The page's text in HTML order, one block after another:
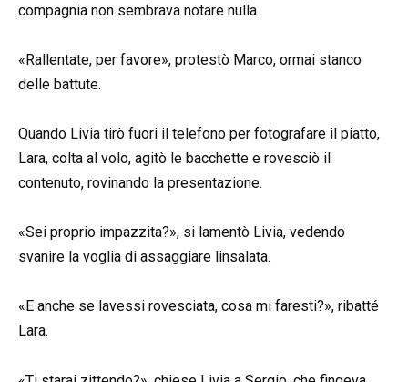
compagnia non sembrava notare nulla.
«Rallentate, per favore», protestò Marco, ormai stanco
delle battute.
Quando Livia tirò fuori il telefono per fotografare il piatto,
Lara, colta al volo, agitò le bacchette e rovesciò il
contenuto, rovinando la presentazione.
«Sei proprio impazzita?», si lamentò Livia, vedendo
svanire la voglia di assaggiare linsalata.
«E anche se lavessi rovesciata, cosa mi faresti?», ribatté
Lara.